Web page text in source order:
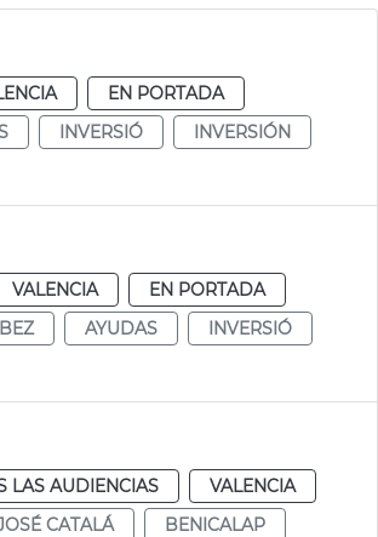
EN PORTADA
INVERSIÓ
INVERSIÓN
VALENCIA
EN PORTADA
AYUDAS
INVERSIÓ
LAS AUDIENCIAS
VALENCIA
CATALÁ
BENICALAP